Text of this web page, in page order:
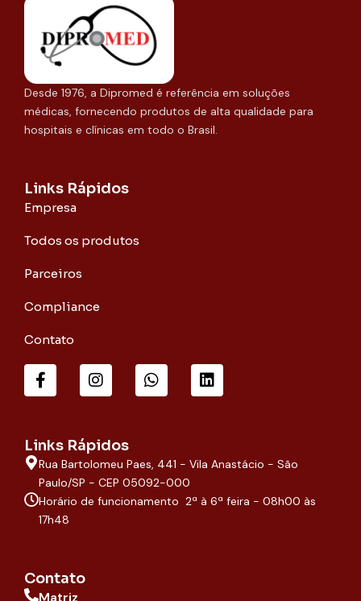
Desde 1976, a Dipromed é referência em soluções
médicas, fornecendo produtos de alta qualidade para
hospitais e clínicas em todo o Brasil.
Links Rápidos
Empresa
Todos os produtos
Parceiros
Compliance
Contato
a
c
o
o
k
-
f
n
s
g
r
a
m
h
a
p
i
n
n
Links Rápidos
Rua Bartolomeu Paes, 441 - Vila Anastácio - São
Paulo/SP - CEP 05092-000
Horário de funcionamento 2ª à 6ª feira - 08h00 às
17h48
Contato
Matriz